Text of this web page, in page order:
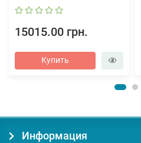
15015.00 грн.
Купить
Информация